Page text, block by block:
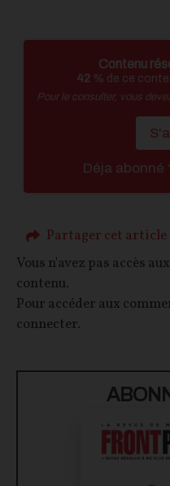
Contenu
42 % de ce
Pour le consulter, vous
Déja abonné
Partager cet article
Vous n'avez pas accès
contenu.
Pour accéder aux
connecter.